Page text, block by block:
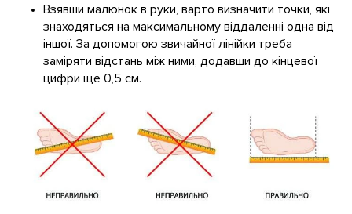
Взявши малюнок в руки, варто визначити точки, які
знаходяться на максимальному віддаленні одна від
іншої. За допомогою звичайної лінійки треба
заміряти відстань між ними, додавши до кінцевої
цифри ще 0,5 см.